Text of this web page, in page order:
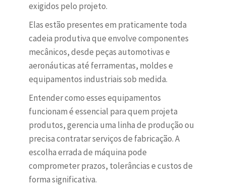
exigidos pelo projeto.
Elas estão presentes em praticamente toda
cadeia produtiva que envolve componentes
mecânicos, desde peças automotivas e
aeronáuticas até ferramentas, moldes e
equipamentos industriais sob medida.
Entender como esses equipamentos
funcionam é essencial para quem projeta
produtos, gerencia uma linha de produção ou
precisa contratar serviços de fabricação. A
escolha errada de máquina pode
comprometer prazos, tolerâncias e custos de
forma significativa.